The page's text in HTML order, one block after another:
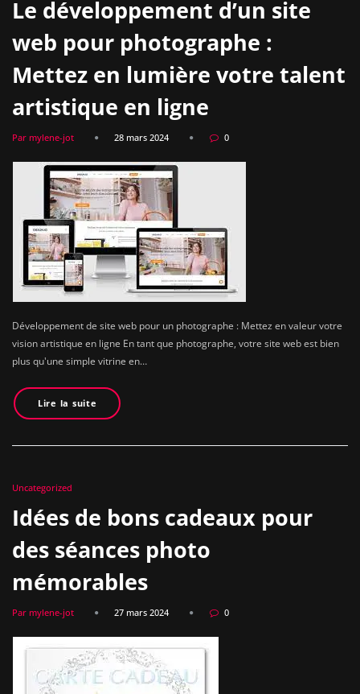
Le développement d’un site
web pour photographe :
Mettez en lumière votre talent
artistique en ligne
Par mylene-jot 28 mars 2024 0
Développement de site web pour un photographe : Mettez en valeur votre
vision artistique en ligne En tant que photographe, votre site web est bien
plus qu'une simple vitrine en…
Lire la suite
Uncategorized
Idées de bons cadeaux pour
des séances photo
mémorables
Par mylene-jot 27 mars 2024 0